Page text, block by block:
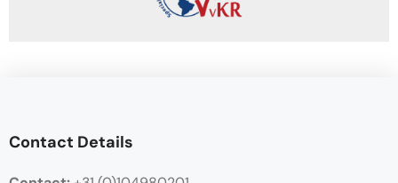
Contact Details